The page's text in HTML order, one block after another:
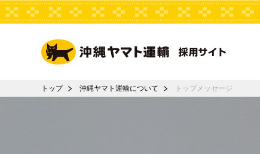
トップ 沖縄ヤマト運輸について トップメッセージ